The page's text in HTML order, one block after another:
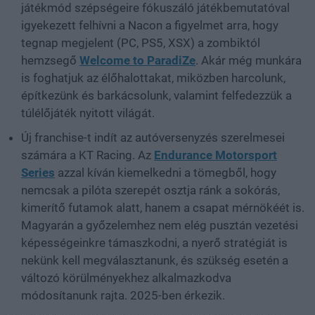
játékmód szépségeire fókuszáló játékbemutatóval
igyekezett felhívni a Nacon a figyelmet arra, hogy
tegnap megjelent (PC, PS5, XSX) a zombiktól
hemzsegő Welcome to ParadiZe. Akár még munkára
is foghatjuk az élőhalottakat, miközben harcolunk,
építkezünk és barkácsolunk, valamint felfedezzük a
túlélőjáték nyitott világát.
Új franchise-t indít az autóversenyzés szerelmesei
számára a KT Racing. Az Endurance Motorsport
Series azzal kíván kiemelkedni a tömegből, hogy
nemcsak a pilóta szerepét osztja ránk a sokórás,
kimerítő futamok alatt, hanem a csapat mérnökéét is.
Magyarán a győzelemhez nem elég pusztán vezetési
képességeinkre támaszkodni, a nyerő stratégiát is
nekünk kell megválasztanunk, és szükség esetén a
változó körülményekhez alkalmazkodva
módosítanunk rajta. 2025-ben érkezik.